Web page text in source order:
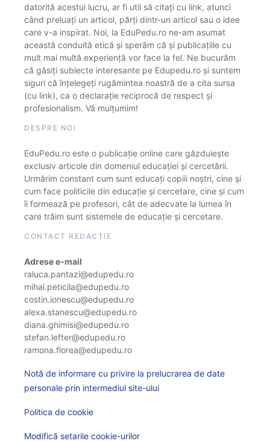
datorită acestui lucru, ar fi util să citați cu link, atunci
când preluați un articol, părți dintr-un articol sau o idee
care v-a inspirat. Noi, la EduPedu.ro ne-am asumat
această conduită etică și sperăm că și publicațiile cu
mult mai multă experiență vor face la fel. Ne bucurăm
că găsiți subiecte interesante pe Edupedu.ro și suntem
siguri că înțelegeți rugămintea noastră de a cita sursa
(cu link), ca o declarație reciprocă de respect și
profesionalism. Vă mulțumim!
DESPRE NOI
EduPedu.ro este o publicație online care găzduiește
exclusiv articole din domeniul educației și cercetării.
Urmărim constant cum sunt educați copiii noștri, cine și
cum face politicile din educație și cercetare, cine și cum
îi formează pe profesori, cât de adecvate la lumea în
care trăim sunt sistemele de educație și cercetare.
CONTACT REDACȚIE
Adrese e-mail
raluca.pantazi@edupedu.ro
mihai.peticila@edupedu.ro
costin.ionescu@edupedu.ro
alexa.stanescu@edupedu.ro
diana.ghimisi@edupedu.ro
stefan.lefter@edupedu.ro
ramona.florea@edupedu.ro
Notă de informare cu privire la prelucrarea de date
personale prin intermediul site-ului
Politica de cookie
Modifică setarile cookie-urilor